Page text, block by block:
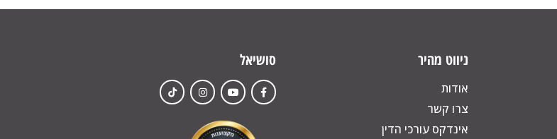
ניווט מהיר
אודות
צרו קשר
אינדקס עורכי הדין
סושיאל